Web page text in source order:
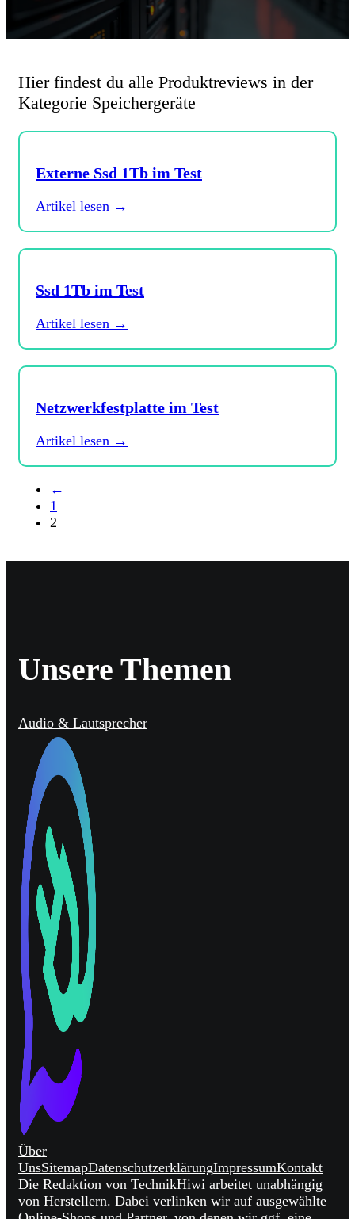
Hier findest du alle Produktreviews in der
Kategorie Speichergeräte
Externe Ssd 1Tb im Test
Artikel lesen →
Ssd 1Tb im Test
Artikel lesen →
Netzwerkfestplatte im Test
Artikel lesen →
←
1
2
Unsere Themen
Audio & Lautsprecher
Über
UnsSitemapDatenschutzerklärungImpressumKontakt
Die Redaktion von TechnikHiwi arbeitet unabhängig
von Herstellern. Dabei verlinken wir auf ausgewählte